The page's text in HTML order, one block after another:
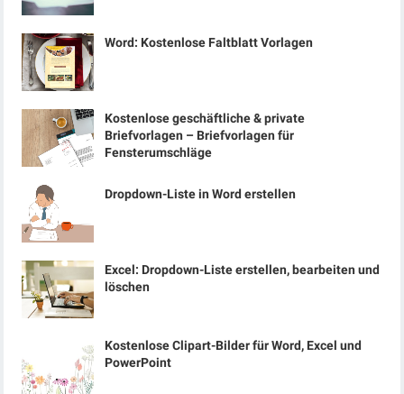
Word: Kostenlose Faltblatt Vorlagen
Kostenlose geschäftliche & private
Briefvorlagen – Briefvorlagen für
Fensterumschläge
Dropdown-Liste in Word erstellen
Excel: Dropdown-Liste erstellen, bearbeiten und
löschen
Kostenlose Clipart-Bilder für Word, Excel und
PowerPoint